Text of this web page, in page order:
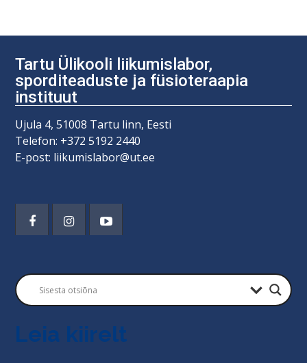
Tartu Ülikooli liikumislabor,
sporditeaduste ja füsioteraapia
instituut
Ujula 4, 51008 Tartu linn, Eesti
Telefon: +372 5192 2440
E-post: liikumislabor@ut.ee
Leia kiirelt